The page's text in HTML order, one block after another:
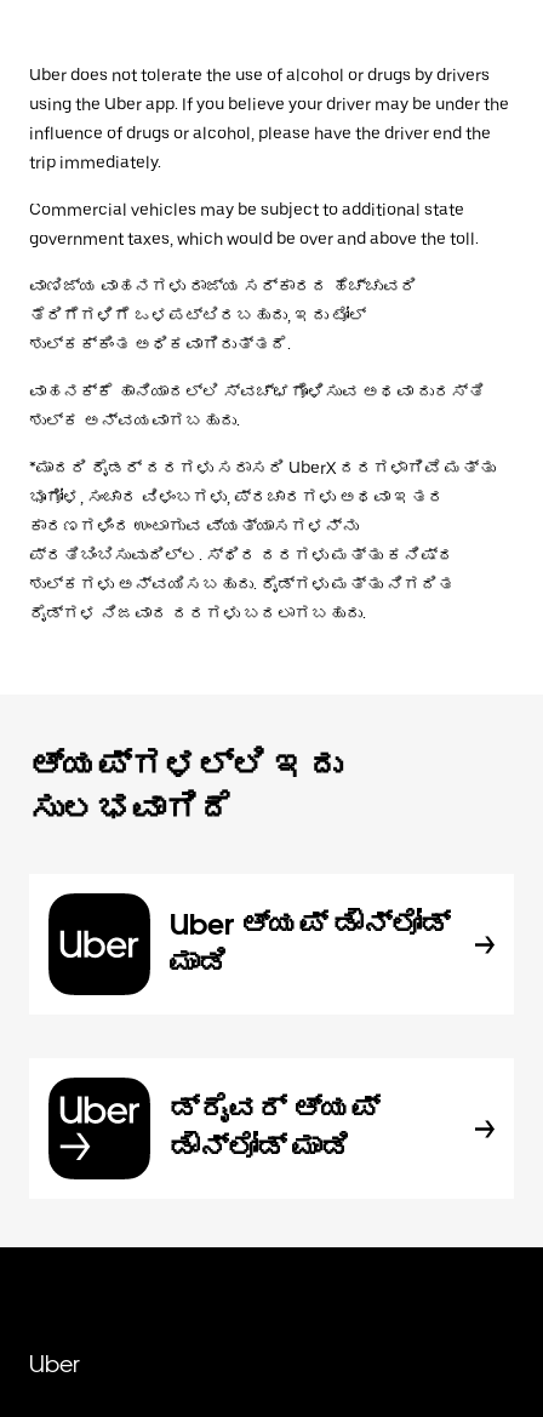
Uber does not tolerate the use of alcohol or drugs by drivers
using the Uber app. If you believe your driver may be under the
influence of drugs or alcohol, please have the driver end the
trip immediately.
Commercial vehicles may be subject to additional state
government taxes, which would be over and above the toll.
ವಾಣಿಜ್ಯ ವಾಹನಗಳು ರಾಜ್ಯ ಸರ್ಕಾರದ ಹೆಚ್ಚುವರಿ
ತೆರಿಗೆಗಳಿಗೆ ಒಳಪಟ್ಟಿರಬಹುದು, ಇದು ಟೋಲ್
ಶುಲ್ಕಕ್ಕಿಂತ ಅಧಿಕವಾಗಿರುತ್ತದೆ.
ವಾಹನಕ್ಕೆ ಹಾನಿಯಾದಲ್ಲಿ ಸ್ವಚ್ಛಗೊಳಿಸುವ ಅಥವಾ ದುರಸ್ತಿ
ಶುಲ್ಕ ಅನ್ವಯವಾಗಬಹುದು.
*ಮಾದರಿ ರೈಡರ್ ದರಗಳು ಸರಾಸರಿ UberX ದರಗಳಾಗಿವೆ ಮತ್ತು
ಭೂಗೋಳ, ಸಂಚಾರ ವಿಳಂಬಗಳು, ಪ್ರಚಾರಗಳು ಅಥವಾ ಇತರ
ಕಾರಣಗಳಿಂದ ಉಂಟಾಗುವ ವ್ಯತ್ಯಾಸಗಳನ್ನು
ಪ್ರತಿಬಿಂಬಿಸುವುದಿಲ್ಲ. ಸ್ಥಿರ ದರಗಳು ಮತ್ತು ಕನಿಷ್ಠ
ಶುಲ್ಕಗಳು ಅನ್ವಯಿಸಬಹುದು. ರೈಡ್‌ಗಳು ಮತ್ತು ನಿಗದಿತ
ರೈಡ್‌ಗಳ ನಿಜವಾದ ದರಗಳು ಬದಲಾಗಬಹುದು.
ಆ್ಯಪ್‌‌ಗಳಲ್ಲಿ ಇದು
ಸುಲಭವಾಗಿದೆ
Uber ಆ್ಯಪ್‍ ಡೌನ್‌ಲೋಡ್
ಮಾಡಿ
ಡ್ರೈವರ್ ಆ್ಯಪ್
ಡೌನ್‌ಲೋಡ್ ಮಾಡಿ
Uber